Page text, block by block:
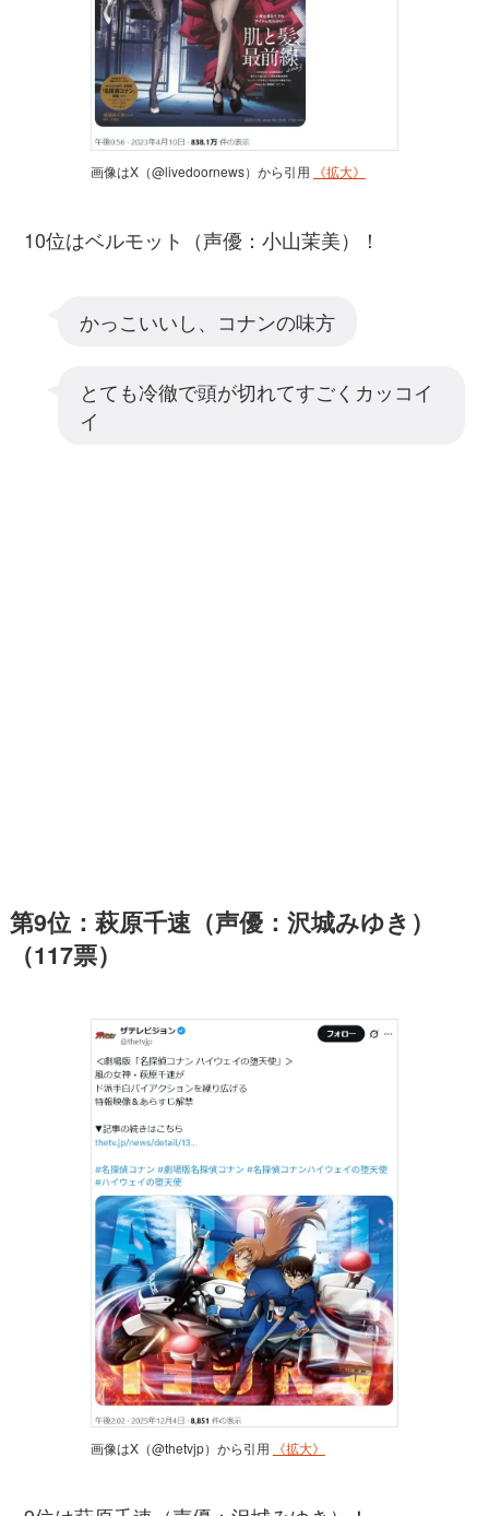
画像はX（@livedoornews）から引用 《拡大》
10位はベルモット（声優：小山茉美）！
かっこいいし、コナンの味方
とても冷徹で頭が切れてすごくカッコイ
イ
第9位：萩原千速（声優：沢城みゆき）
（117票）
画像はX（@thetvjp）から引用 《拡大》